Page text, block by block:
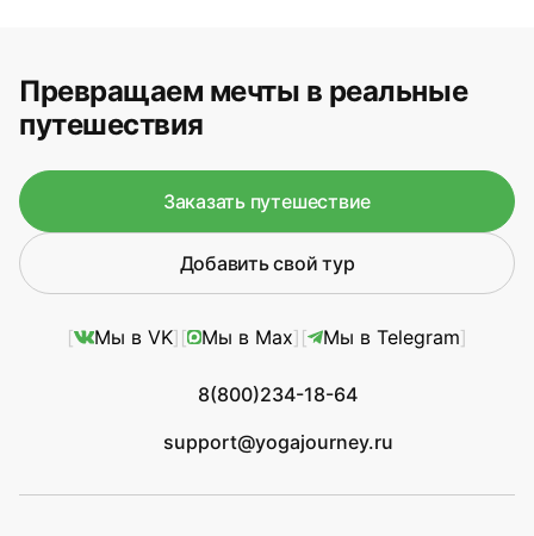
Превращаем мечты в реальные
путешествия
Заказать путешествие
Добавить свой тур
Мы в VK Мы в Max Мы в Telegram
8(800)234-18-64
support@yogajourney.ru